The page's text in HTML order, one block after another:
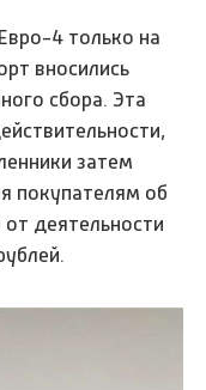
4 только на
вносились
сбора. Эта
затем
покупателям об
деятельности